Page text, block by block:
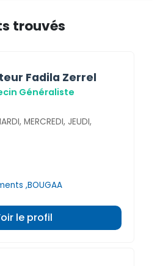
trouvés
Fadila Zerrel
Généraliste
MERCREDI, JEUDI,
,BOUGAA
le profil